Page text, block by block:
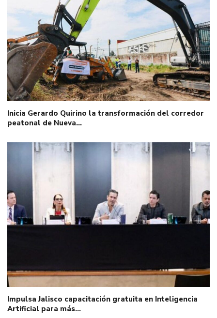
Inicia Gerardo Quirino la transformación del corredor
peatonal de Nueva…
Impulsa Jalisco capacitación gratuita en Inteligencia
Artificial para más…